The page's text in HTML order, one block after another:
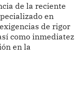
de la reciente
en
de rigor
como inmediatez
en la